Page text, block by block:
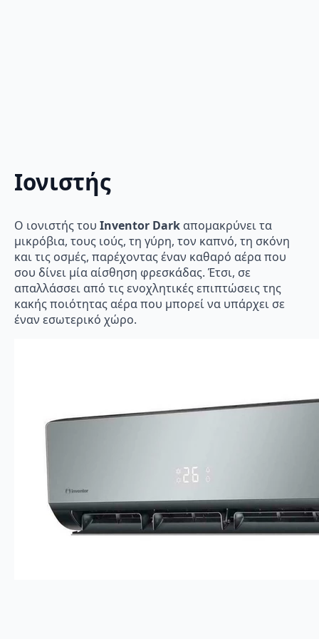
Ιονιστής
Ο ιονιστής του Inventor Dark απομακρύνει τα
μικρόβια, τους ιούς, τη γύρη, τον καπνό, τη σκόνη
και τις οσμές, παρέχοντας έναν καθαρό αέρα που
σου δίνει μία αίσθηση φρεσκάδας. Έτσι, σε
απαλλάσσει από τις ενοχλητικές επιπτώσεις της
κακής ποιότητας αέρα που μπορεί να υπάρχει σε
έναν εσωτερικό χώρο.